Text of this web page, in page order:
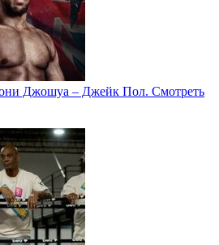
Джошуа – Джейк Пол. Смотреть